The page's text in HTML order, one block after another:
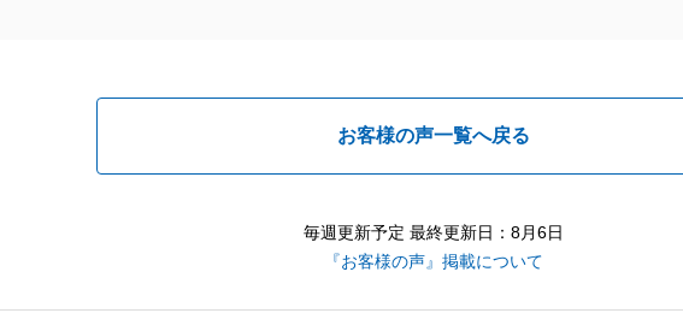
お客様の声一覧へ戻る
毎週更新予定 最終更新日：8月6日
『お客様の声』掲載について